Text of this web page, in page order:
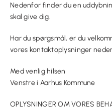
Nedenfor finder du en
skal give dig.
Har du spørgsmål, er du
vores kontaktoplysninger
Med venlig hilsen
Venstre i Aarhus Kommune
OPLYSNINGER OM VORES